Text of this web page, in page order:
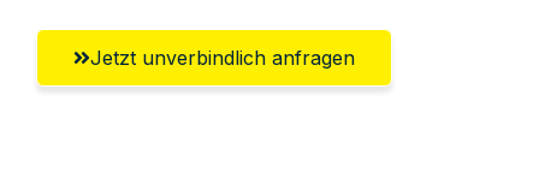
Jetzt unverbindlich anfragen